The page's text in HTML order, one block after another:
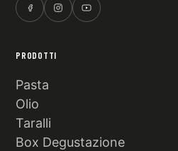
PRODOTTI
Pasta
Olio
Taralli
Box Degustazione